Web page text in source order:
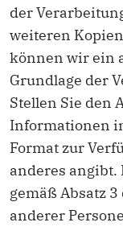
der
weiteren
können wir ein
Grundlage der
Stellen Sie den
Informationen
Format zur
anderes angibt.
gemäß Absatz
anderer